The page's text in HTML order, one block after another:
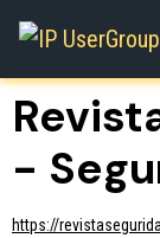
-
https://